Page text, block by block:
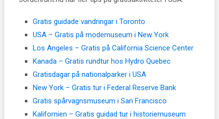
Gratis guidade vandringar i Toronto
USA – Gratis på modemuseum i New York
Los Angeles – Gratis på California Science Center
Kanada – Gratis rundtur hos Hydro Quebec
Gratisdagar på nationalparker i USA
New York – Gratis tur i Federal Reserve Bank
Gratis spårvagnsmuseum i San Francisco
Kalifornien – Gratis guidad tur i historiemuseum